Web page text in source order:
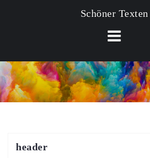
Schöner Texten
header